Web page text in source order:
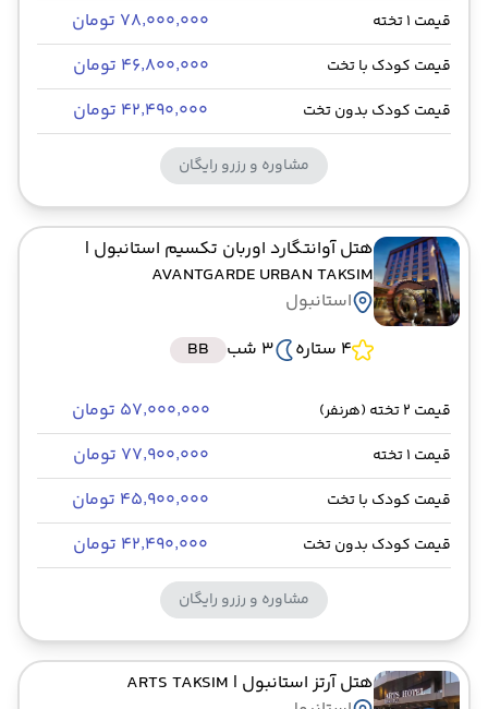
قیمت 1 تخته ۷۸٬۰۰۰٬۰۰۰ تومان
قیمت کودک با تخت ۴۶٬۸۰۰٬۰۰۰ تومان
قیمت کودک بدون تخت ۴۲٬۴۹۰٬۰۰۰ تومان
مشاوره و رزرو رایگان
هتل آوانتگارد اوربان تکسیم استانبول |
AVANTGARDE URBAN TAKSIM
استانبول
4 ستاره
3 شب BB
قیمت 2 تخته (هرنفر) ۵۷٬۰۰۰٬۰۰۰ تومان
قیمت 1 تخته ۷۷٬۹۰۰٬۰۰۰ تومان
قیمت کودک با تخت ۴۵٬۹۰۰٬۰۰۰ تومان
قیمت کودک بدون تخت ۴۲٬۴۹۰٬۰۰۰ تومان
مشاوره و رزرو رایگان
هتل آرتز استانبول | ARTS TAKSIM